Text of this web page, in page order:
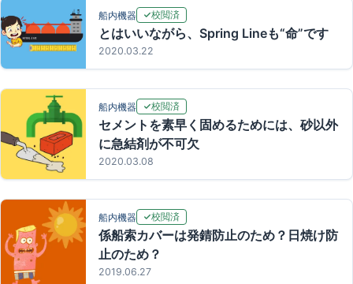
船内機器 校閲済
とはいいながら、Spring Lineも“命”です
2020.03.22
船内機器 校閲済
セメントを素早く固めるためには、砂以外
に急結剤が不可欠
2020.03.08
船内機器 校閲済
係船索カバーは発錆防止のため？日焼け防
止のため？
2019.06.27